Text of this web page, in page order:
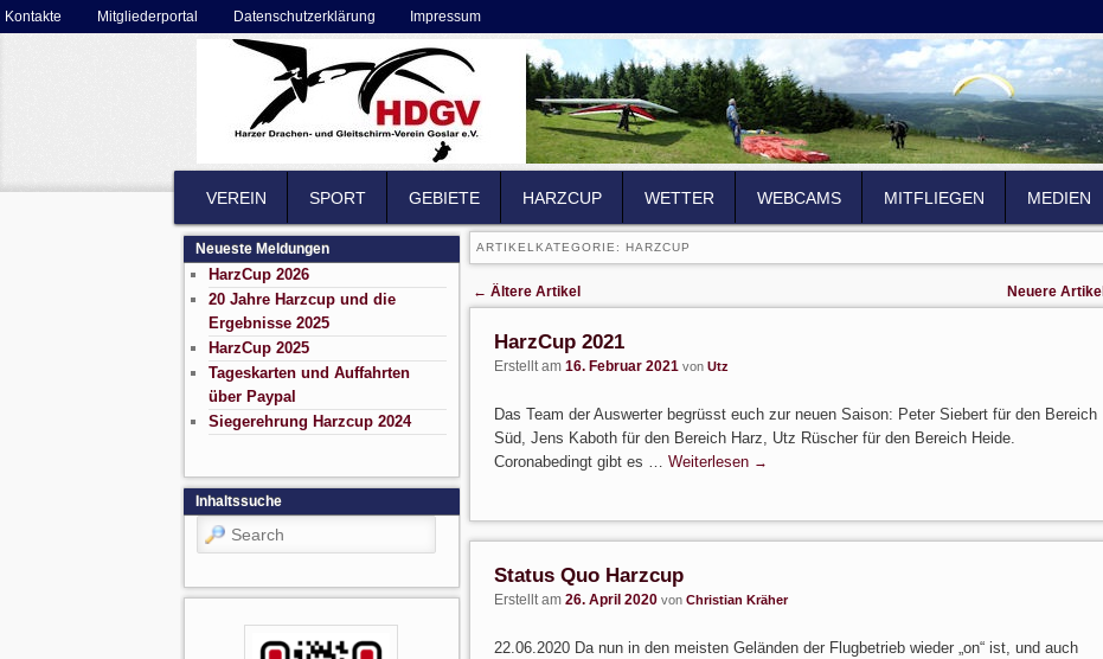
Secondary menu
Skip to primary content
Skip to secondary content
Kontakte Mitgliederportal Datenschutzerklärung Impressum
SKIP TO PRIMARY CONTENT
SKIP TO SECONDARY CONTENT
VEREIN SPORT GEBIETE HARZCUP WETTER WEBCAMS MITFLIEGEN MEDIEN
ARTIKELKATEGORIE: HARZCUP
Post navigation
← Ältere Artikel Neuere Artikel
HarzCup 2021
Erstellt am 16. Februar 2021 von Utz
Das Team der Auswerter begrüsst euch zur neuen Saison: Peter Siebert für den Bereich
Süd, Jens Kaboth für den Bereich Harz, Utz Rüscher für den Bereich Heide.
Coronabedingt gibt es … Weiterlesen →
Status Quo Harzcup
Erstellt am 26. April 2020 von Christian Kräher
22.06.2020 Da nun in den meisten Geländen der Flugbetrieb wieder „on“ ist, und auch
Neueste Meldungen
HarzCup 2026
20 Jahre Harzcup und die
Ergebnisse 2025
HarzCup 2025
Tageskarten und Auffahrten
über Paypal
Siegerehrung Harzcup 2024
Inhaltssuche
Search